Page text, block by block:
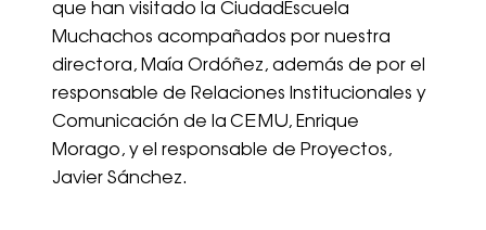
que han visitado la CiudadEscuela
Muchachos acompañados por nuestra
directora, Maía Ordóñez, además de por el
responsable de Relaciones Institucionales y
Comunicación de la CEMU, Enrique
Morago, y el responsable de Proyectos,
Javier Sánchez.